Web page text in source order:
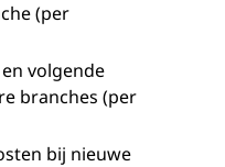
(per
volgende
branches (per
bij nieuwe